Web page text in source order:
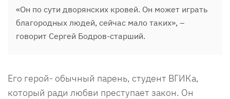
«Он по сути дворянских кровей. Он может играть
благородных людей, сейчас мало таких», –
говорит Сергей Бодров-старший.
Его герой- обычный парень, студент ВГИКа,
который ради любви преступает закон. Он